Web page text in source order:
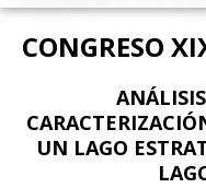
CONGRESO
UN LAGO